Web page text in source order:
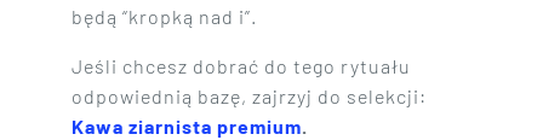
będą “kropką nad i”.
Jeśli chcesz dobrać do tego rytuału
odpowiednią bazę, zajrzyj do selekcji:
Kawa ziarnista premium.